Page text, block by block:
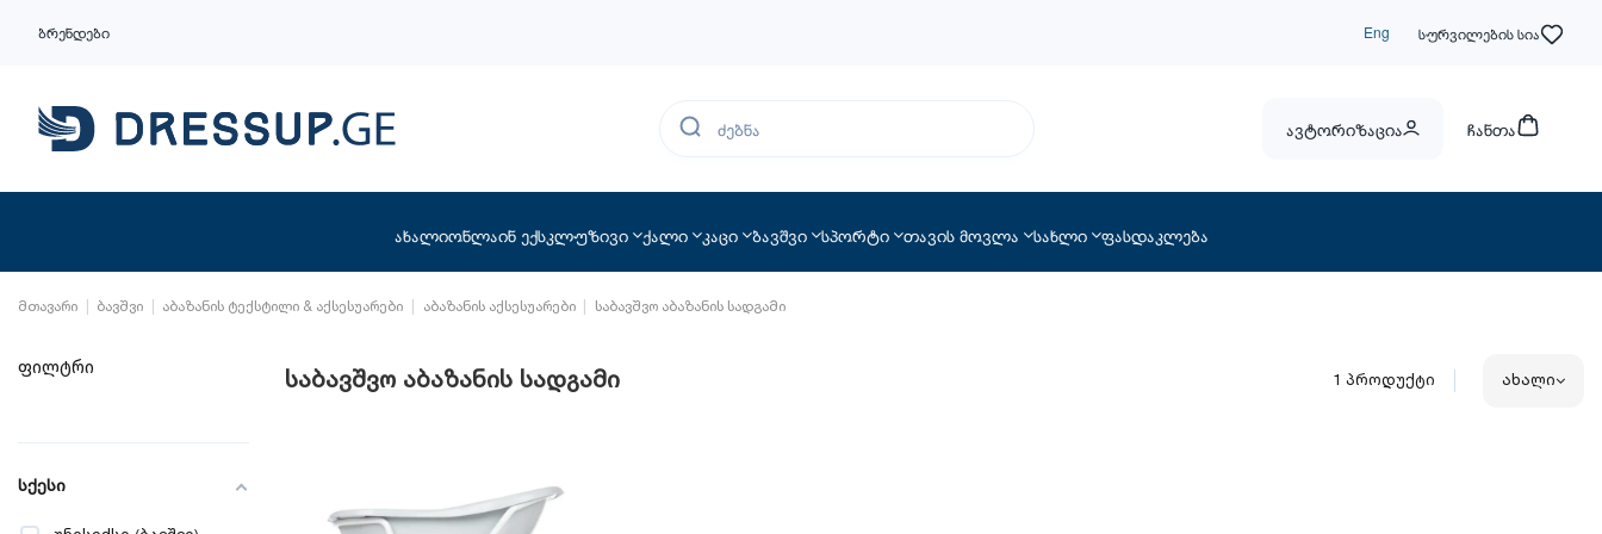
ბრენდები Eng სურვილების სია
ავტორიზაცია ჩანთა
ახალიონლაინ ექსკლუზივი ქალი კაცი ბავშვი სპორტი თავის მოვლა სახლი ფასდაკლება
მთავარი ბავშვი აბაზანის ტექსტილი & აქსესუარები აბაზანის აქსესუარები საბავშვო აბაზანის სადგამი
საბავშვო აბაზანის სადგამი 1 პროდუქტი ახალი
ფილტრი
სქესი